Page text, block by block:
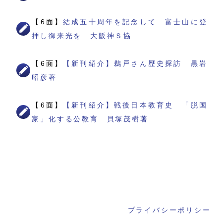
【6面】結成五十周年を記念して 富士山に登
拝し御来光を 大阪神Ｓ協
【6面】
【新刊紹介】鵜戸さん歴史探訪 黒岩
昭彦著
【6面】
【新刊紹介】戦後日本教育史 「脱国
家」化する公教育 貝塚茂樹著
プライバシーポリシー